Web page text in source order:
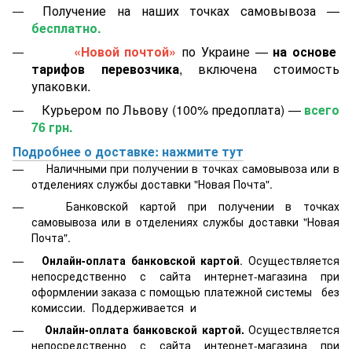
Получение на наших точках самовывоза —
бесплатно.
«Новой почтой» по Украине — на основе
тарифов перевозчика, включена стоимость
упаковки.
Курьером по Львову (100% предоплата) — всего
76 грн.
Подробнее о доставке: нажмите тут
Наличными при получении в точках самовывоза или в
отделениях службы доставки "Новая Почта".
Банковской картой при получении в точках
самовывоза или в отделениях службы доставки "Новая
Почта".
Онлайн-оплата банковской картой. Осуществляется
непосредственно с сайта интернет-магазина при
оформлении заказа с помощью платежной системы
без
комиссии. Поддерживается и
Онлайн-оплата банковской картой. Осуществляется
непосредственно с сайта интернет-магазина при